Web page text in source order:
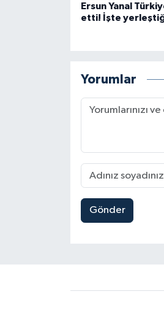
Ersun Yanal
etti! İşte
Yorumlar
Gönder